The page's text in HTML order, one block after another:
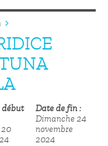
début
Date de fin
Dimanche 24
novembre
2024